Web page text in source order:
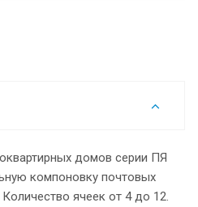
домов серии ПЯ
компоновку почтовых
ячеек от 4 до 12.